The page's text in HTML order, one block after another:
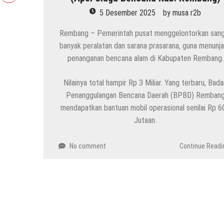
5 Desember 2025 bymusa r2b
Rembang – Pemerintah pusat menggelontorkan
banyak peralatan dan sarana prasarana, guna
penanganan bencana alam di Kabupaten Rembang.
Nilainya total hampir Rp 3 Miliar. Yang terbaru,
Penanggulangan Bencana Daerah (BPBD) Rembang
mendapatkan bantuan mobil operasional senilai Rp
Jutaan.
No comment Continue